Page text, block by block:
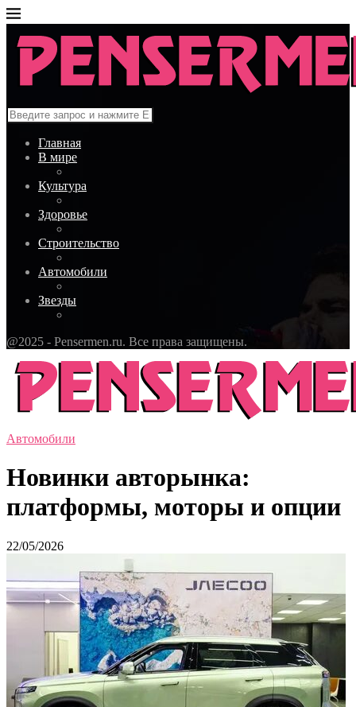
Главная
В мире
Культура
Здоровье
Строительство
Автомобили
Звезды
@2025 - Pensermen.ru. Все права защищены.
Автомобили
Новинки авторынка:
платформы, моторы и опции
22/05/2026